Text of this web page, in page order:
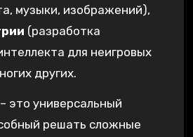
музыки‚ изображений)‚
(разработка
для неигровых
других.
это универсальный
решать сложные